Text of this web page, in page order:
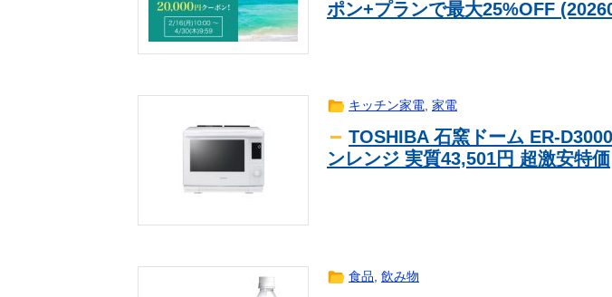
ポン+プランで最大25%OFF
キッチン家電, 家電
TOSHIBA 石窯ドーム ER-
ンレンジ 実質43,501円 超激安特価
食品, 飲み物